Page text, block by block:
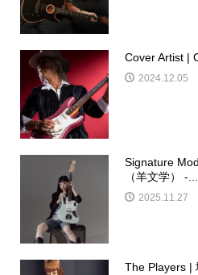
Cover Artist |
2024.12.05
Signature
（羊文学） -...
2025.11.27
The Players |